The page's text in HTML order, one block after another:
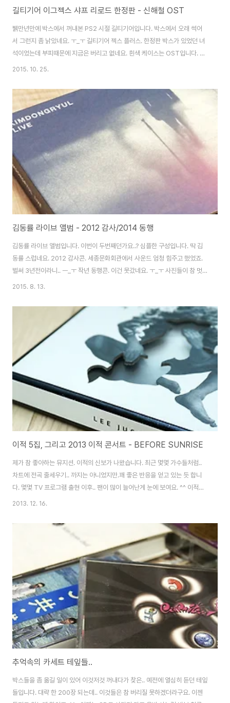
길티기어 이그젝스 샤프 리로드 한정판 - 신해철 OST
뷁만년만에 박스에서 꺼내본 PS2 시절 길티기어입니다. 박스에서 오래 썩어
서 그런지 좀 낡았네요. ㅜ_ㅜ 길티기어 젝스 플러스. 한정판 박스가 있었던 녀
석이었는데 부피때문에 지금은 버리고 없네요. 흰색 케이스는 OST입니다. 길
티기어 이그젝스 샤프리로드 한정판입니다. 스틸케이스가 많이 낡았네요.
요. 역대 한글화 퀄리티가 가장 좋았던 업체 중 하나라고 봐요. PS2 시절을 이
끌던 회사 중 하나죠. 지금은 만나볼 수 없다는게 참 아쉽습니다. ㅜ_ㅜ 이때의
스틸케이스는 케이스 안에 패키지가 통채로 들어가는 형태였네요. 그래서 스틸
케이스가 조금 커요. ^^ 이 녀석이 바로 오늘의 하이라이트. 故 신해철 옹이 작
2015. 10. 25.
김동률 라이브 앨범 - 2012 감사/2014 동행
김동률 라이브 앨범입니다. 이번이 두번째던가요..? 심플한 구성입니다. 딱 김
동률 스럽네요. 2012 감사콘. 세종문화회관에서 사운드 엄청 힘주고 했었죠.
벌써 3년전이라니.. ㅡ_ㅜ 작년 동행콘. 이건 못갔네요. ㅜ_ㅜ 사진들이 참 멋
집니다. 사진 이렇게 찍어놓고 라이브 앨범 안낸다규? ㅎㅎㅎ 수록곡 리스트.
도 엄청 신경쓰고.. 사진도 저리 찍고.. 딱 그의 편집증스러운 성격이 잘 나타난
달까요? 최근 라이브 앨범 중 정말 잘 나온 듯 합니다. ^^)b
2015. 8. 13.
이적 5집, 그리고 2013 이적 콘서트 - BEFORE SUNRISE
제가 참 좋아하는 뮤지션. 이적의 신보가 나왔습니다. 최근 몇몇 가수들처럼..
차트에 전곡 줄세우기.. 까지는 아니었지만.꽤 좋은 반응을 얻고 있는 듯 합니
다. 몇몇 TV 프로그램 출현 이후.. 팬이 많이 늘어난게 눈에 보여요. ^^ 이적의
신보는.. 고민한 흔적이 역력히 보이는 앨범이라고 말하고 싶습니다. 패닉. 이적
2집. 예전에도 이적과 김진표에 대해 이야기 한 적 있지만.. 그의 음악 인생을
대부분 쫓아왔던 사람으로서. 이번 이적 5집에 느끼는 점은.. '한장의 앨범으로
는 너무 부족했다' 입니다. 10곡의 리스트가 적다는건 결코 아니구요. 이적이라
는 아티스트는.. 보여줄 수 있는 분야가 참 많은 사람입니다. 반항..
2013. 12. 16.
추억속의 카세트 테잎들..
박스들을 좀 옮길 일이 있어 이것저것 꺼내다가 찾은.. 예전에 열심히 듣던 테잎
들입니다. 대략 한 200장 되는데.. 이것들은 참 버리질 못하겠더라구요. 이젠